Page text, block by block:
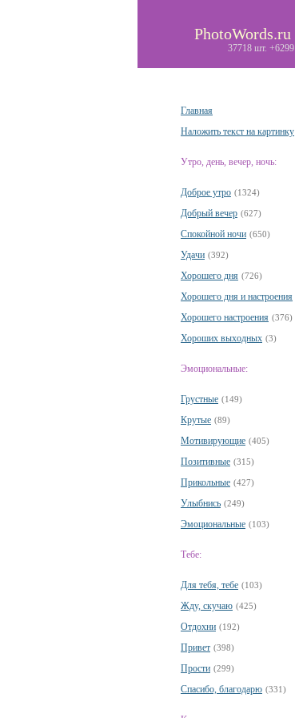
PhotoWords.ru
37718 шт. +6299
Главная
Наложить текст на картинку
Утро, день, вечер, ночь:
Доброе утро (1324)
Добрый вечер (627)
Спокойной ночи (650)
Удачи (392)
Хорошего дня (726)
Хорошего дня и настроения
Хорошего настроения (376)
Хороших выходных (3)
Эмоциональные:
Грустные (149)
Крутые (89)
Мотивирующие (405)
Позитивные (315)
Прикольные (427)
Улыбнись (249)
Эмоциональные (103)
Тебе:
Для тебя, тебе (103)
Жду, скучаю (425)
Отдохни (192)
Привет (398)
Прости (299)
Спасибо, благодарю (331)